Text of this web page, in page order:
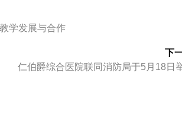
学发展与合作
下
仁伯爵综合医院联同消防局于5月18日